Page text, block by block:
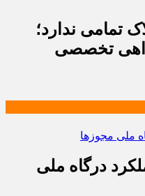
تمامی ندارد؛
تخصصی
درگاه ملی